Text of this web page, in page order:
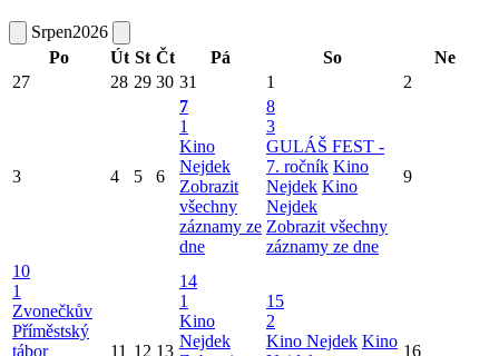
Srpen2026
Po
Út St Čt Pá So
Ne
27
28 29 30 31 1 2
3 4 5 6
7
1
Kino
Nejdek
Zobrazit
všechny
záznamy ze
dne
8
3
GULÁŠ FEST -
7. ročník Kino
Nejdek Kino
Nejdek
Zobrazit všechny
záznamy ze dne
9
10
1
Zvonečkův
Příměstský
tábor
11 12 13
14
1
Kino
Nejdek
15
2
Kino Nejdek Kino
16